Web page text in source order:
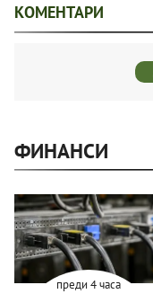
КОМЕНТАРИ
ФИНАНСИ
преди 4 часа